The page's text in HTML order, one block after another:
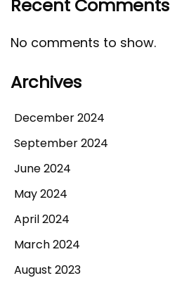
Recent Comments
No comments to show.
Archives
December 2024
September 2024
June 2024
May 2024
April 2024
March 2024
August 2023